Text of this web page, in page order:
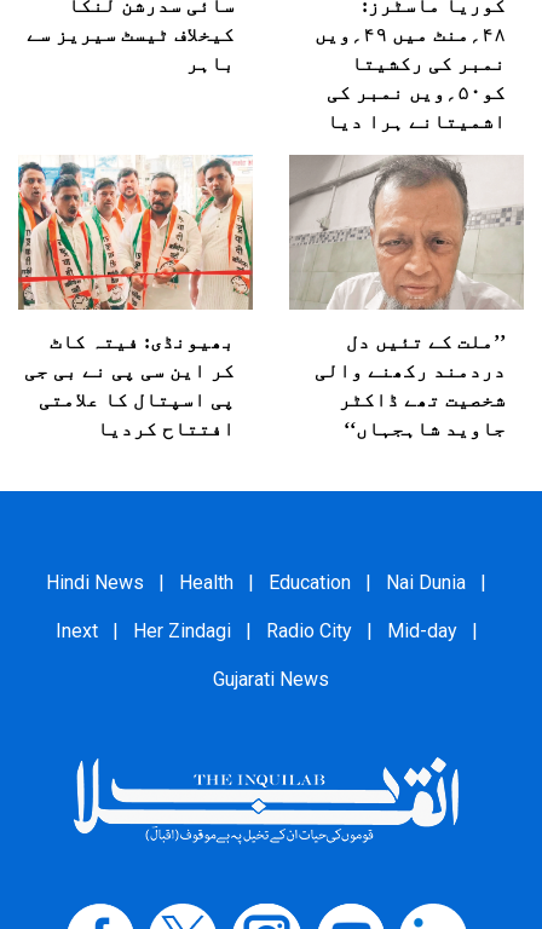
کوریا ماسٹرز:
۴۸؍منٹ میں ۴۹؍ویں
نمبر کی رکشیتا
کو۵۰؍ویں نمبر کی
اشمیتانے ہرا دیا
سائی سدرشن لنکا
کیخلاف ٹیسٹ سیریز سے
باہر
’’ملت کے تئیں دل
دردمند رکھنے والی
شخصیت تھے ڈاکٹر
جاوید شاہجہاں‘‘
بھیونڈی: فیتہ کاٹ
کر این سی پی نے بی جی
پی اسپتال کا علامتی
افتتاح کردیا
Hindi News | Health | Education | Nai Dunia |
Inext | Her Zindagi | Radio City | Mid-day |
Gujarati News